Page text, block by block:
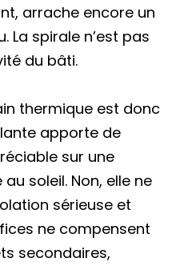
arrache encore un
La spirale n’est pas
du bâti.
thermique est donc
apporte de
sur une
soleil. Non, elle ne
sérieuse et
ne compensent
secondaires,